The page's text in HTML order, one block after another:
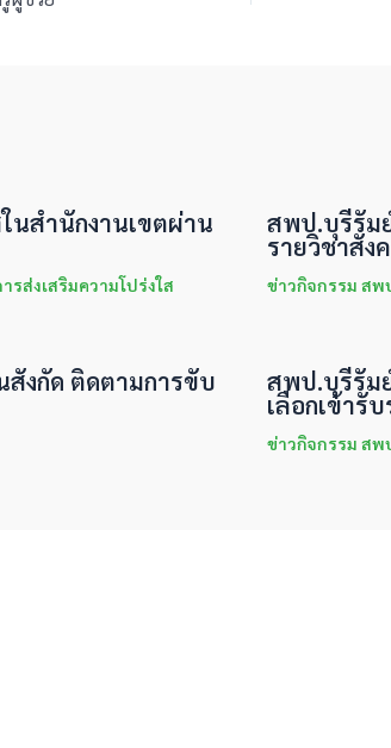
นสำนักงานเขตผ่าน
ส่งเสริมความโปร่งใส
สพป.บุรีรัมย์
รายวิชาสัง
ข่าวกิจกรรม สพ
สังกัด ติดตามการขับ สพป.บุรีรัม
เลือกเข้ารั
ข่าวกิจกรรม สพ